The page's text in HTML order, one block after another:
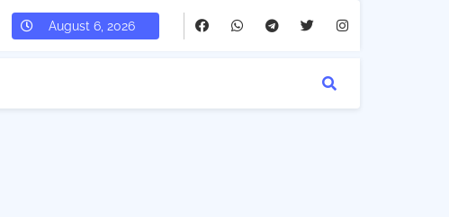
August 6, 2026